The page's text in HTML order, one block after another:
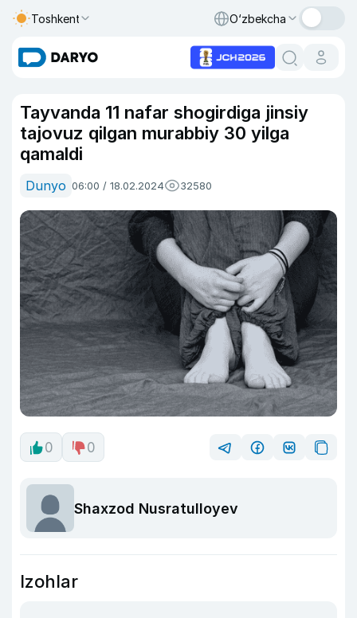
Toshkent O‘zbekcha
Tayvanda 11 nafar shogirdiga jinsiy
tajovuz qilgan murabbiy 30 yilga
qamaldi
Dunyo 06:00 / 18.02.2024 32580
0 0
Shaxzod Nusratulloyev
Izohlar